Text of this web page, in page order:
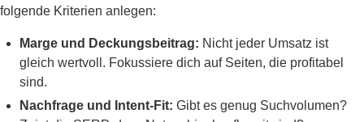
folgende Kriterien anlegen:
Marge und Deckungsbeitrag: Nicht jeder Umsatz ist
gleich wertvoll. Fokussiere dich auf Seiten, die profitabel
sind.
Nachfrage und Intent-Fit: Gibt es genug Suchvolumen?